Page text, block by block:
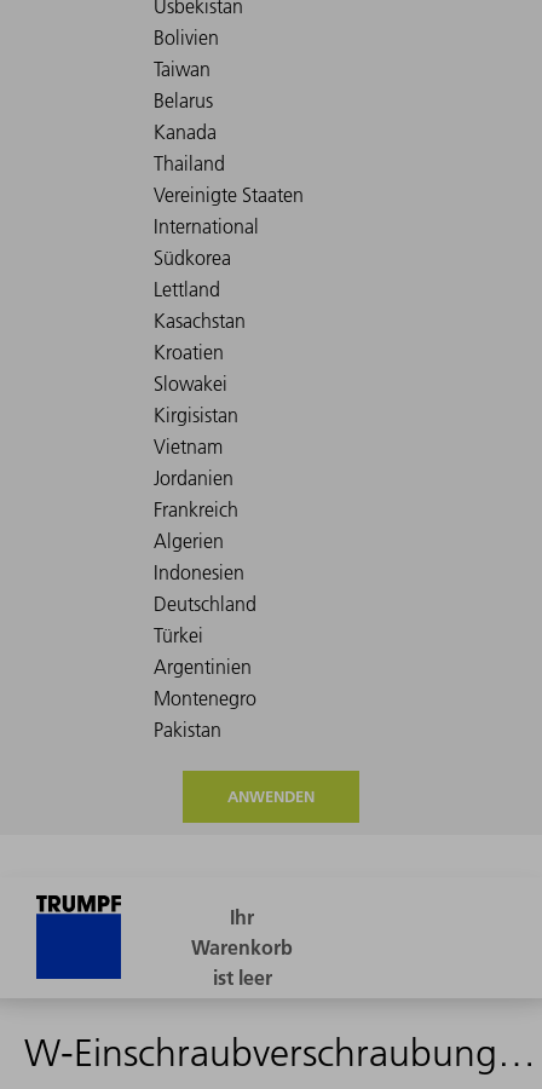
ANWENDEN
W-Einschraubverschraubung 6522-6-M5